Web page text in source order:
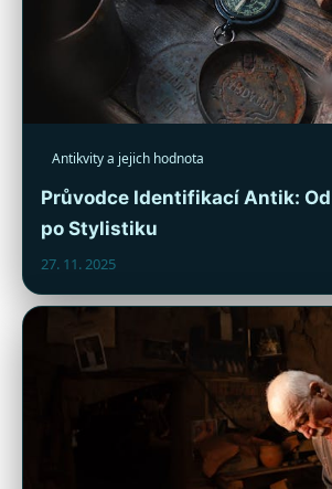
Antikvity a jejich hodnota
Průvodce Identifikací Antik:
po Stylistiku
27. 11. 2025